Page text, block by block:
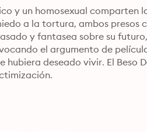
y un homosexual comparten
a la tortura, ambos presos
y fantasea sobre su
el argumento de
deseado vivir. El Beso